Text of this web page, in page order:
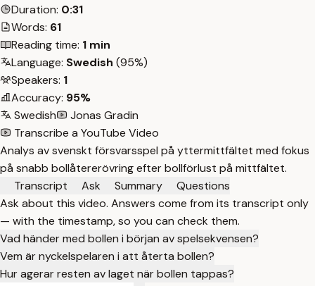
Duration: 0:31
Words: 61
Reading time: 1 min
Language: Swedish (95%)
Speakers: 1
Accuracy: 95%
Swedish
Jonas Gradin
Transcribe a YouTube Video
Analys av svenskt försvarsspel på yttermittfältet med fokus
på snabb bollåtererövring efter bollförlust på mittfältet.
Transcript
Ask Summary
Questions
Ask about this video. Answers come from its transcript only
— with the timestamp, so you can check them.
Vad händer med bollen i början av spelsekvensen?
Vem är nyckelspelaren i att återta bollen?
Hur agerar resten av laget när bollen tappas?